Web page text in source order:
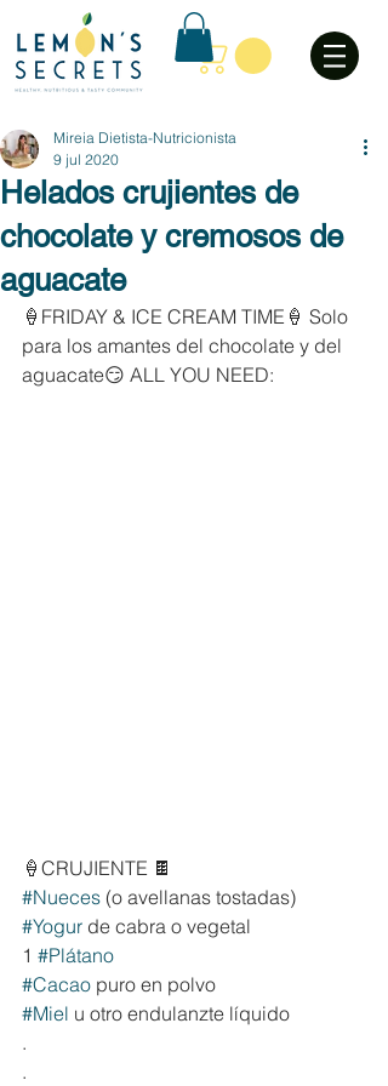
Helados crujientes de
chocolate y cremosos de
aguacate
Mireia Dietista-Nutricionista
9 jul 2020
🍦FRIDAY & ICE CREAM TIME🍦 Solo
para los amantes del chocolate y del
aguacate😏 ALL YOU NEED:
🍦CRUJIENTE 🍫
#Nueces (o avellanas tostadas)
#Yogur de cabra o vegetal
1 #Plátano
#Cacao puro en polvo
#Miel u otro endulanzte líquido
.
.